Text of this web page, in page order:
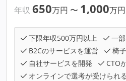
年収 650万円 〜 1,000万円
下限年収500万円以上
一
B2Cのサービスを運営
椅
自社サービスを開発
CTO
オンラインで選考が受けられる